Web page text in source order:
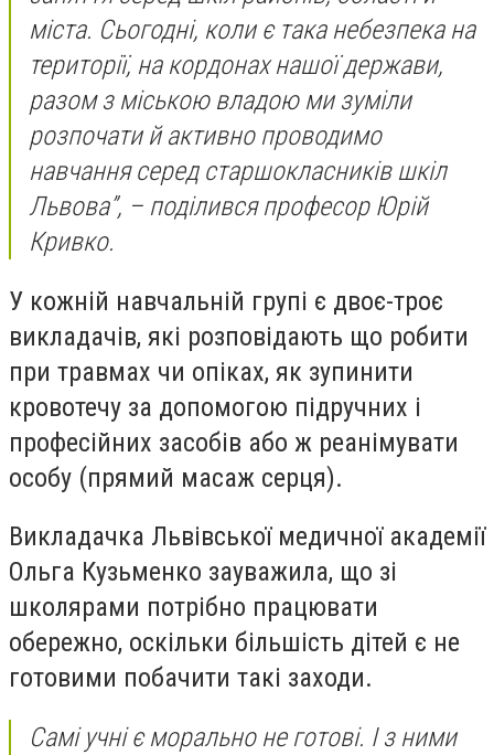
міста. Сьогодні, коли є така небезпека на
території, на кордонах нашої держави,
разом з міською владою ми зуміли
розпочати й активно проводимо
навчання серед старшокласників шкіл
Львова”, – поділився професор Юрій
Кривко.
У кожній навчальній групі є двоє-троє
викладачів, які розповідають що робити
при травмах чи опіках, як зупинити
кровотечу за допомогою підручних і
професійних засобів або ж реанімувати
особу (прямий масаж серця).
Викладачка Львівської медичної академії
Ольга Кузьменко зауважила, що зі
школярами потрібно працювати
обережно, оскільки більшість дітей є не
готовими побачити такі заходи.
Самі учні є морально не готові. І з ними